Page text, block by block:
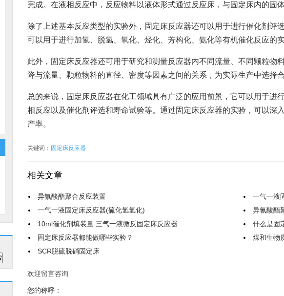
完成。在液相反应中，反应物料以液体形式通过反应床，与固定床内的固
除了上述基本反应类型的实验外，固定床反应器还可以用于进行催化剂评
可以用于进行加氢、脱氢、氧化、烃化、芳构化、氨化等有机催化反应的
此外，固定床反应器还可用于研究和测量反应器内不同流量、不同颗粒物
降与流量、颗粒物料的直径、密度等因素之间的关系，为实际生产中选择
总的来说，固定床反应器在化工领域具有广泛的应用前景，它可以用于进
相反应以及催化剂评选和寿命试验等。通过固定床反应器的实验，可以深
产率。
关键词： 固定床反应器
相关文章
异氰酸酯聚合反应装置
一气一液
一气一液固定床反应器(硫化氢氢化)
异氰酸酯
10ml催化剂填装量 三气一液微反固定床反应器
什么是固
固定床反应器都能做哪些实验？
煤和生物
SCR脱硫脱硝固定床
欢迎留言咨询
您的称呼：